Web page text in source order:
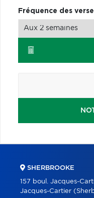
Fréquence des
SHERBROOKE
157 boul. Jacques-
Jacques-Cartier